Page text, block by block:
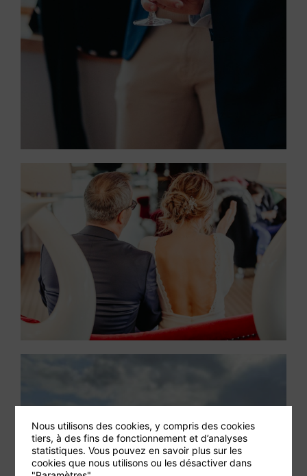
Nous utilisons des cookies, y compris des cookies
tiers, à des fins de fonctionnement et d’analyses
statistiques. Vous pouvez en savoir plus sur les
cookies que nous utilisons ou les désactiver dans